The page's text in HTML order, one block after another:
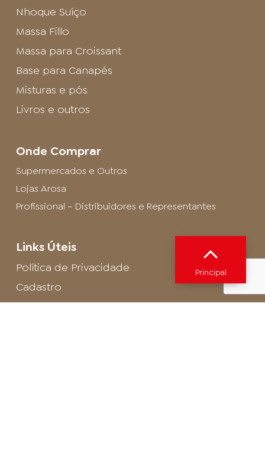
Nhoque Suíço
Massa Fillo
Massa para Croissant
Base para Canapés
Misturas e pós
Livros e outros
Onde Comprar
Supermercados e Outros
Lojas Arosa
Profissional – Distribuidores e Representantes
Links Úteis
Política de Privacidade
Cadastro
SAC - Profissional
Principal